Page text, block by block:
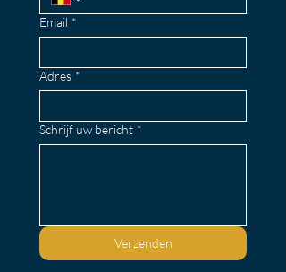
Email *
Adres *
Schrijf uw bericht *
Verzenden